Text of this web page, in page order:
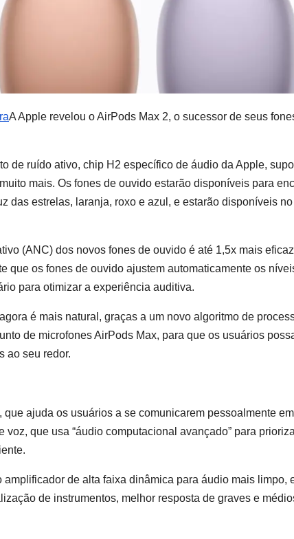
A Apple revelou o AirPods Max 2, o sucessor de seus
de ruído ativo, chip H2 específico de áudio da Apple,
mais. Os fones de ouvido estarão disponíveis para
das estrelas, laranja, roxo e azul, e estarão disponíveis
(ANC) dos novos fones de ouvido é até 1,5x mais
que os fones de ouvido ajustem automaticamente os
para otimizar a experiência auditiva.
é mais natural, graças a um novo algoritmo de
de microfones AirPods Max, para que os usuários
ao seu redor.
ajuda os usuários a se comunicarem pessoalmente
que usa “áudio computacional avançado” para
de alta faixa dinâmica para áudio mais limpo,
de instrumentos, melhor resposta de graves e